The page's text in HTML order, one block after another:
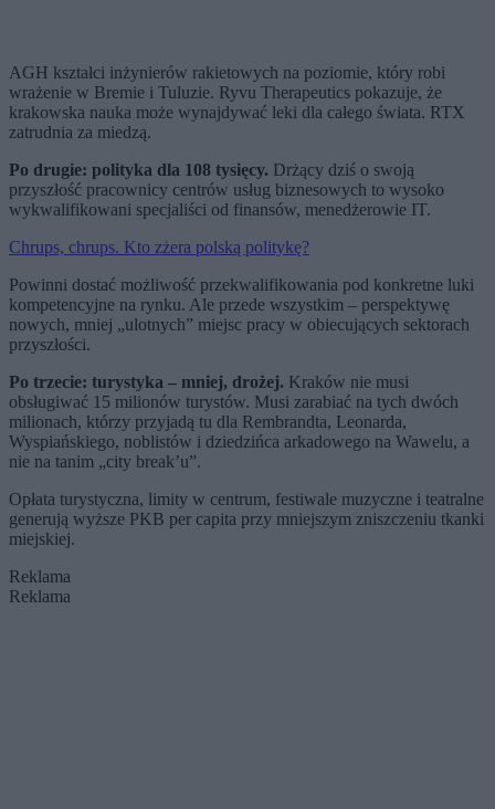
AGH kształci inżynierów rakietowych na poziomie, który robi
wrażenie w Bremie i Tuluzie. Ryvu Therapeutics pokazuje, że
krakowska nauka może wynajdywać leki dla całego świata. RTX
zatrudnia za miedzą.
Po drugie: polityka dla 108 tysięcy. Drżący dziś o swoją
przyszłość pracownicy centrów usług biznesowych to wysoko
wykwalifikowani specjaliści od finansów, menedżerowie IT.
Chrups, chrups. Kto zżera polską politykę?
Powinni dostać możliwość przekwalifikowania pod konkretne luki
kompetencyjne na rynku. Ale przede wszystkim – perspektywę
nowych, mniej „ulotnych” miejsc pracy w obiecujących sektorach
przyszłości.
Po trzecie: turystyka – mniej, drożej. Kraków nie musi
obsługiwać 15 milionów turystów. Musi zarabiać na tych dwóch
milionach, którzy przyjadą tu dla Rembrandta, Leonarda,
Wyspiańskiego, noblistów i dziedzińca arkadowego na Wawelu, a
nie na tanim „city break’u”.
Opłata turystyczna, limity w centrum, festiwale muzyczne i teatralne
generują wyższe PKB per capita przy mniejszym zniszczeniu tkanki
miejskiej.
Reklama
Reklama